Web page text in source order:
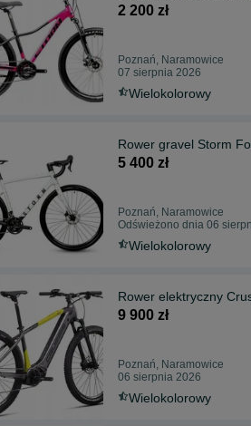
2 200 zł
Poznań, Naramowice
07 sierpnia 2026
Wielokolorowy
Rower gravel Storm
5 400 zł
Poznań, Naramowice
Odświeżono dnia 06
Wielokolorowy
Rower elektryczny
9 900 zł
Poznań, Naramowice
06 sierpnia 2026
Wielokolorowy